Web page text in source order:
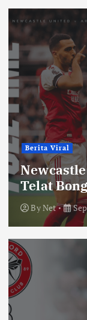
Berita Viral
Telat
ByNet